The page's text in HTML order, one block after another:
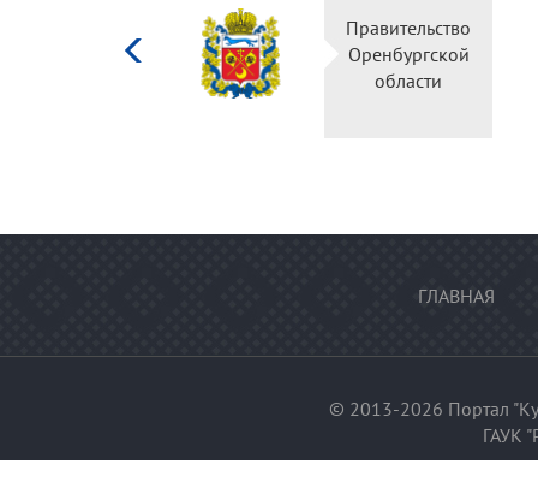
Министерство
культуры
Российской
федерации
ГЛАВНАЯ
© 2013-2026 Портал
ГАУК